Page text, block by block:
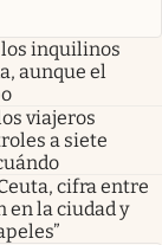
los inquilinos
aunque el
viajeros
a siete
cifra entre
en la ciudad y